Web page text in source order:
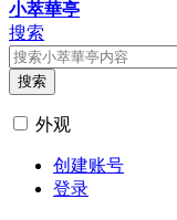
小萃華亭
搜索
搜索
外观
创建账号
登录